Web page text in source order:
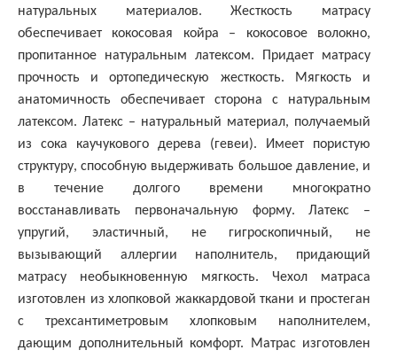
натуральных материалов. Жесткость матрасу
обеспечивает кокосовая койра – кокосовое волокно,
пропитанное натуральным латексом. Придает матрасу
прочность и ортопедическую жесткость. Мягкость и
анатомичность обеспечивает сторона с натуральным
латексом. Латекс – натуральный материал, получаемый
из сока каучукового дерева (гевеи). Имеет пористую
структуру, способную выдерживать большое давление, и
в течение долгого времени многократно
восстанавливать первоначальную форму. Латекс –
упругий, эластичный, не гигроскопичный, не
вызывающий аллергии наполнитель, придающий
матрасу необыкновенную мягкость. Чехол матраса
изготовлен из хлопковой жаккардовой ткани и простеган
с трехсантиметровым хлопковым наполнителем,
дающим дополнительный комфорт. Матрас изготовлен